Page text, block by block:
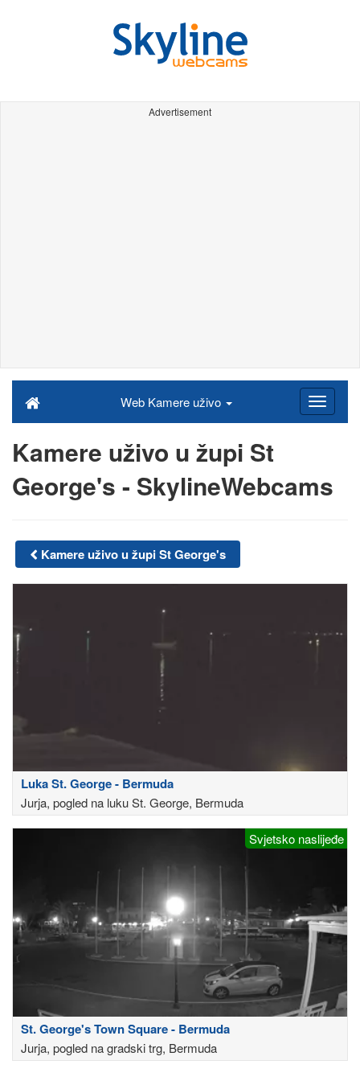
Advertisement
Web Kamere uživo
Kamere uživo u župi St
George's - SkylineWebcams
Kamere uživo u župi St George's
Luka St. George - Bermuda
Jurja, pogled na luku St. George, Bermuda
Svjetsko naslijeđe
St. George's Town Square - Bermuda
Jurja, pogled na gradski trg, Bermuda